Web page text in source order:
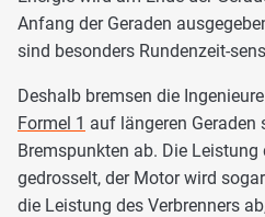
Anfang der Geraden
sind besonders Rundenzeit-
Deshalb bremsen die
Formel 1 auf längeren Geraden
Bremspunkten ab. Die Leistung
gedrosselt, der Motor wird
die Leistung des Verbrenners